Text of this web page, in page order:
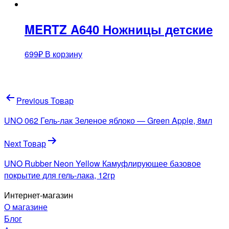
MERTZ A640 Ножницы детские
699₽ В корзину
Навигация
по
записям
Previous Товар
UNO 062 Гель-лак Зеленое яблоко — Green Apple, 8мл
Next Товар
UNO Rubber Neon Yellow Камуфлирующее базовое
покрытие для гель-лака, 12гр
Интернет-магазин
О магазине
Блог